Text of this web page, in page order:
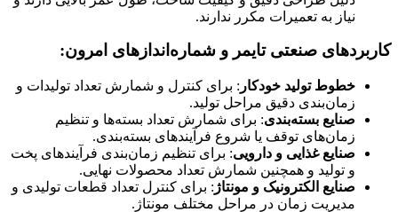
نیاز به تعمیرات مکرر ندارند.
کاربردهای صنعتی تایمر و شماره‌اندازهای امرون:
خطوط تولید خودکار : برای کنترل و شمارش تعداد تولیدات و
زمان‌بندی دقیق مراحل تولید.
صنایع بسته‌بندی: برای شمارش تعداد بسته‌ها و تنظیم
زمان‌های توقف یا شروع فرآیندهای بسته‌بندی.
صنایع غذایی و دارویی: برای تنظیم زمان‌بندی فرآیندهای پخت
و تولید و همچنین شمارش تعداد محصولات نهایی.
صنایع الکترونیک و مونتاژ : برای کنترل تعداد قطعات تولیدی و
مدیریت زمان در مراحل مختلف مونتاژ.